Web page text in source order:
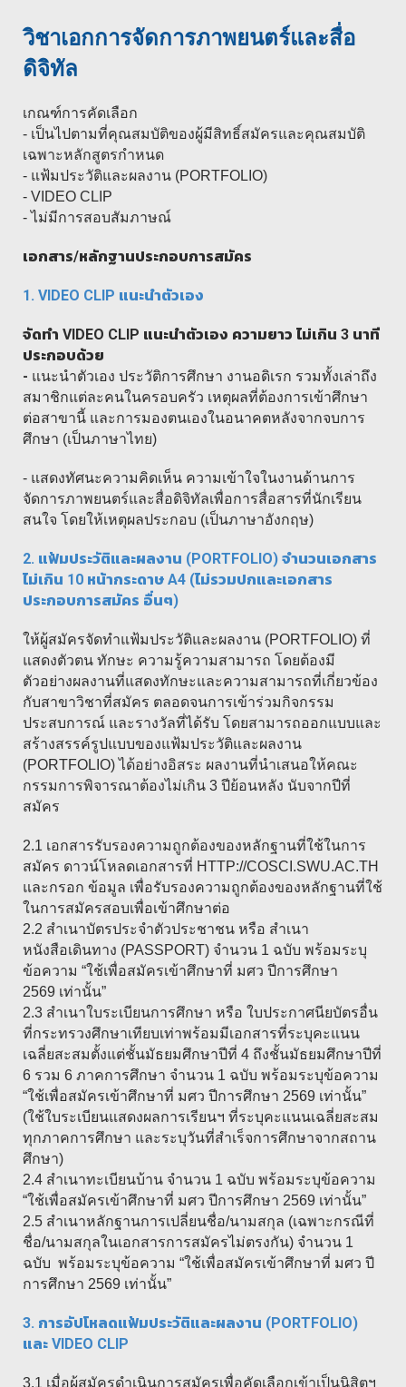
วิชาเอกการจัดการภาพยนตร์และสื่อ
ดิจิทัล
เกณฑ์การคัดเลือก
- เป็นไปตามที่คุณสมบัติของผู้มีสิทธิ์สมัครและคุณสมบัติ
เฉพาะหลักสูตรกำหนด
- แฟ้มประวัติและผลงาน (PORTFOLIO)
- VIDEO CLIP
- ไม่มีการสอบสัมภาษณ์
เอกสาร/หลักฐานประกอบการสมัคร
1. VIDEO CLIP แนะนำตัวเอง
จัดทำ VIDEO CLIP แนะนำตัวเอง ความยาว ไม่เกิน 3 นาที
ประกอบด้วย
- แนะนำตัวเอง ประวัติการศึกษา งานอดิเรก รวมทั้งเล่าถึง
สมาชิกแต่ละคนในครอบครัว เหตุผลที่ต้องการเข้าศึกษา
ต่อสาขานี้ และการมองตนเองในอนาคตหลังจากจบการ
ศึกษา (เป็นภาษาไทย)
- แสดงทัศนะความคิดเห็น ความเข้าใจในงานด้านการ
จัดการภาพยนตร์และสื่อดิจิทัลเพื่อการสื่อสารที่นักเรียน
สนใจ โดยให้เหตุผลประกอบ (เป็นภาษาอังกฤษ)
2. แฟ้มประวัติและผลงาน (PORTFOLIO) จำนวนเอกสาร
ไม่เกิน 10 หน้ากระดาษ A4 (ไม่รวมปกและเอกสาร
ประกอบการสมัคร อื่นๆ)
ให้ผู้สมัครจัดทำแฟ้มประวัติและผลงาน (PORTFOLIO) ที่
แสดงตัวตน ทักษะ ความรู้ความสามารถ โดยต้องมี
ตัวอย่างผลงานที่แสดงทักษะและความสามารถที่เกี่ยวข้อง
กับสาขาวิชาที่สมัคร ตลอดจนการเข้าร่วมกิจกรรม
ประสบการณ์ และรางวัลที่ได้รับ โดยสามารถออกแบบและ
สร้างสรรค์รูปแบบของแฟ้มประวัติและผลงาน
(PORTFOLIO) ได้อย่างอิสระ ผลงานที่นำเสนอให้คณะ
กรรมการพิจารณาต้องไม่เกิน 3 ปีย้อนหลัง นับจากปีที่
สมัคร
2.1 เอกสารรับรองความถูกต้องของหลักฐานที่ใช้ในการ
สมัคร ดาวน์โหลดเอกสารที่ HTTP://COSCI.SWU.AC.TH
และกรอก ข้อมูล เพื่อรับรองความถูกต้องของหลักฐานที่ใช้
ในการสมัครสอบเพื่อเข้าศึกษาต่อ
2.2 สำเนาบัตรประจำตัวประชาชน หรือ สำเนา
หนังสือเดินทาง (PASSPORT) จำนวน 1 ฉบับ พร้อมระบุ
ข้อความ “ใช้เพื่อสมัครเข้าศึกษาที่ มศว ปีการศึกษา
2569 เท่านั้น”
2.3 สำเนาใบระเบียนการศึกษา หรือ ใบประกาศนียบัตรอื่น
ที่กระทรวงศึกษาเทียบเท่าพร้อมมีเอกสารที่ระบุคะแนน
เฉลี่ยสะสมตั้งแต่ชั้นมัธยมศึกษาปีที่ 4 ถึงชั้นมัธยมศึกษาปีที่
6 รวม 6 ภาคการศึกษา จำนวน 1 ฉบับ พร้อมระบุข้อความ
“ใช้เพื่อสมัครเข้าศึกษาที่ มศว ปีการศึกษา 2569 เท่านั้น”
(ใช้ใบระเบียนแสดงผลการเรียนฯ ที่ระบุคะแนนเฉลี่ยสะสม
ทุกภาคการศึกษา และระบุวันที่สำเร็จการศึกษาจากสถาน
ศึกษา)
2.4 สำเนาทะเบียนบ้าน จำนวน 1 ฉบับ พร้อมระบุข้อความ
“ใช้เพื่อสมัครเข้าศึกษาที่ มศว ปีการศึกษา 2569 เท่านั้น”
2.5 สำเนาหลักฐานการเปลี่ยนชื่อ/นามสกุล (เฉพาะกรณีที่
ชื่อ/นามสกุลในเอกสารการสมัครไม่ตรงกัน) จำนวน 1
ฉบับ พร้อมระบุข้อความ “ใช้เพื่อสมัครเข้าศึกษาที่ มศว ปี
การศึกษา 2569 เท่านั้น”
3. การอัปโหลดแฟ้มประวัติและผลงาน (PORTFOLIO)
และ VIDEO CLIP
3.1 เมื่อผู้สมัครดำเนินการสมัครเพื่อคัดเลือกเข้าเป็นนิสิตฯ